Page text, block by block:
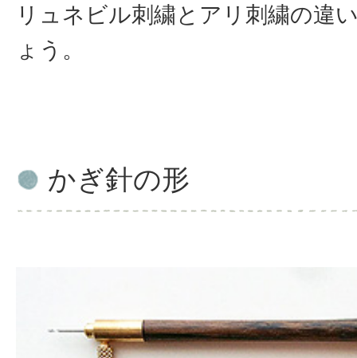
リュネビル刺繍とアリ刺繍の違
ょう。
かぎ針の形